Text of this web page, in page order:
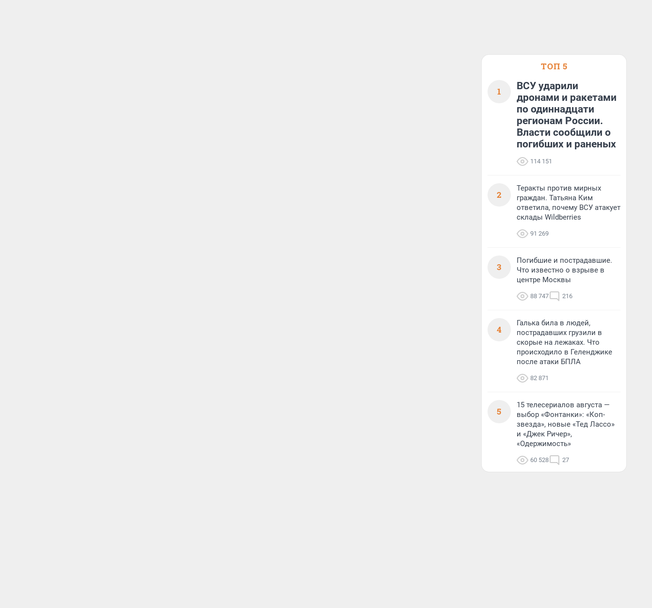
ТОП 5
1
ВСУ ударили
дронами и ракетами
по одиннадцати
регионам России.
Власти сообщили о
погибших и раненых
114 151
2
Теракты против мирных
граждан. Татьяна Ким
ответила, почему ВСУ атакует
склады Wildberries
91 269
3
Погибшие и пострадавшие.
Что известно о взрыве в
центре Москвы
88 747 216
4
Галька била в людей,
пострадавших грузили в
скорые на лежаках. Что
происходило в Геленджике
после атаки БПЛА
82 871
5
15 телесериалов августа —
выбор «Фонтанки»: «Коп-
звезда», новые «Тед Лассо»
и «Джек Ричер»,
«Одержимость»
60 528 27